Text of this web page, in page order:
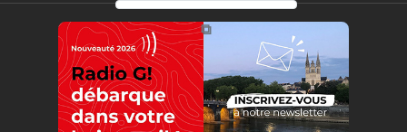
https://radio-g.fr?16753
⧉